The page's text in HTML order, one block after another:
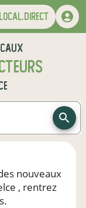
nouveaux
, rentrez